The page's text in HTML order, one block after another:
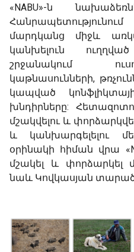
«NABU»-ն
մարդկանց միջև
կանխելուն
շրջանակում
կաթնասունների,
կապված
խնդիրները:
մշակվելու և
և կանխարգելելու
օրինակի հիման վրա
մշակել և փորձարկել
նաև Կովկասյան